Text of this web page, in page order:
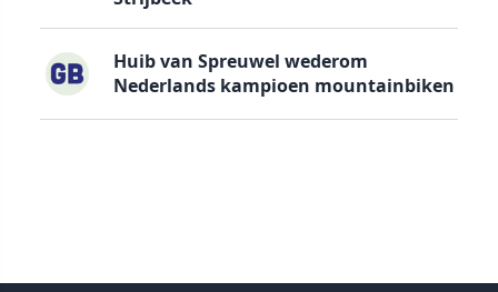
Huib van Spreuwel wederom
Nederlands kampioen mountainbiken